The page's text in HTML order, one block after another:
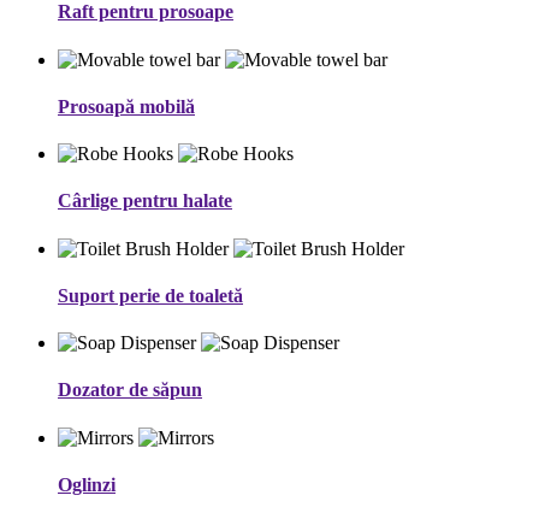
Raft pentru prosoape
Prosoapă mobilă
Cârlige pentru halate
Suport perie de toaletă
Dozator de săpun
Oglinzi